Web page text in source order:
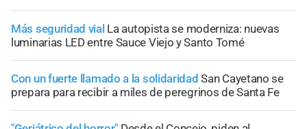
Más seguridad vial La autopista se moderniza: nuevas
luminarias LED entre Sauce Viejo y Santo Tomé
Con un fuerte llamado a la solidaridad San Cayetano se
prepara para recibir a miles de peregrinos de Santa Fe